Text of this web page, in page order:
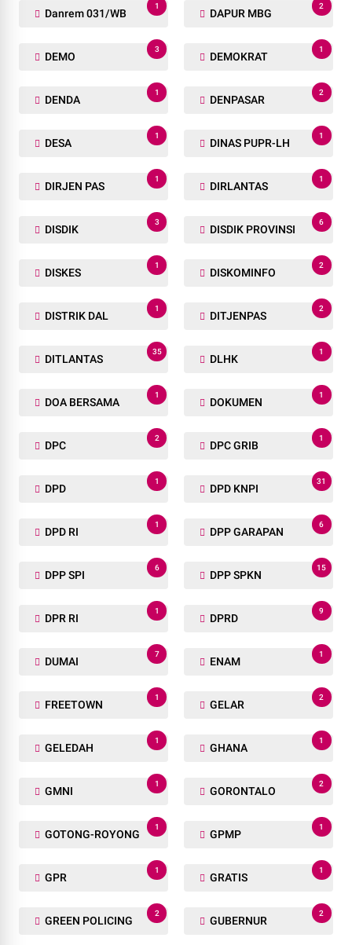
Danrem 031/WB
1
DAPUR MBG
2
DEMO
3
DEMOKRAT
1
DENDA
1
DENPASAR
2
DESA
1
DINAS PUPR-LH
1
DIRJEN PAS
1
DIRLANTAS
1
DISDIK
3
DISDIK PROVINSI
6
DISKES
1
DISKOMINFO
2
DISTRIK DAL
1
DITJENPAS
2
DITLANTAS
35
DLHK
1
DOA BERSAMA
1
DOKUMEN
1
DPC
2
DPC GRIB
1
DPD
1
DPD KNPI
31
DPD RI
1
DPP GARAPAN
6
DPP SPI
6
DPP SPKN
15
DPR RI
1
DPRD
9
DUMAI
7
ENAM
1
FREETOWN
1
GELAR
2
GELEDAH
1
GHANA
1
GMNI
1
GORONTALO
2
GOTONG-ROYONG
1
GPMP
1
GPR
1
GRATIS
1
GREEN POLICING
2
GUBERNUR
2